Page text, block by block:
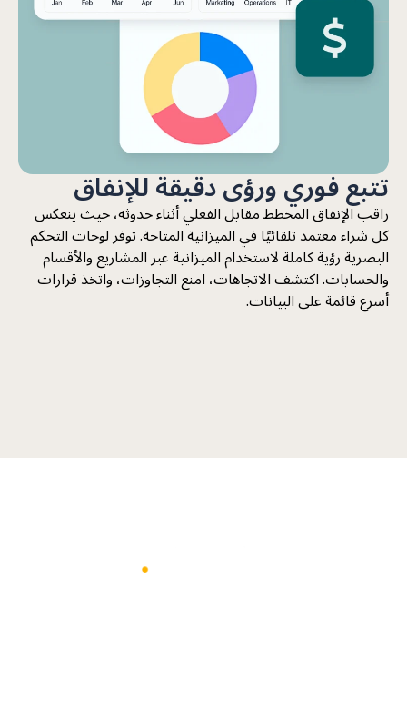
تتبع فوري ورؤى دقيقة للإنفاق
راقب الإنفاق المخطط مقابل الفعلي أثناء حدوثه، حيث ينعكس
كل شراء معتمد تلقائيًا في الميزانية المتاحة. توفر لوحات التحكم
البصرية رؤية كاملة لاستخدام الميزانية عبر المشاريع والأقسام
والحسابات. اكتشف الاتجاهات، امنع التجاوزات، واتخذ قرارات
أسرع قائمة على البيانات.
حدِّث عمليات التوريد مع بيني.